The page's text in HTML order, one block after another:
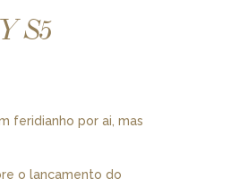
S5
feridianho por ai, mas
o lançamento do